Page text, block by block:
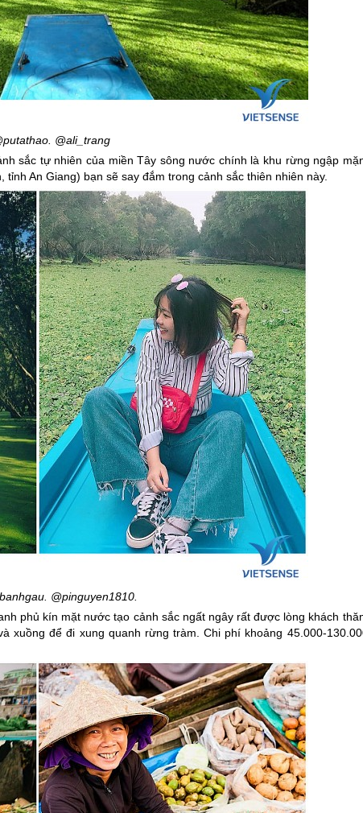
@ali_trang
sắc tự nhiên của miền Tây sông nước chính là khu rừng ngập
An Giang) bạn sẽ say đắm trong cảnh sắc thiên nhiên này.
@pinguyen1810.
phủ kín mặt nước tạo cảnh sắc ngất ngây rất được lòng khách
xuồng để đi xung quanh rừng tràm. Chi phí khoảng 45.000-